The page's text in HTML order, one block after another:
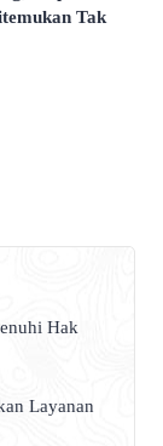
Tak
Hak
Layanan